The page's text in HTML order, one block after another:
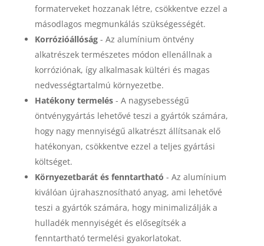
formaterveket hozzanak létre, csökkentve ezzel a
másodlagos megmunkálás szükségességét.
Korrózióállóság- Az alumínium öntvény
alkatrészek természetes módon ellenállnak a
korróziónak, így alkalmasak kültéri és magas
nedvességtartalmú környezetbe.
Hatékony termelés- A nagysebességű
öntvénygyártás lehetővé teszi a gyártók számára,
hogy nagy mennyiségű alkatrészt állítsanak elő
hatékonyan, csökkentve ezzel a teljes gyártási
költséget.
Környezetbarát és fenntartható - Az alumínium
kiválóan újrahasznosítható anyag, ami lehetővé
teszi a gyártók számára, hogy minimalizálják a
hulladék mennyiségét és elősegítsék a
fenntartható termelési gyakorlatokat.